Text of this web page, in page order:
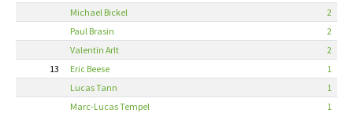
Michael Bickel
2
Paul Brasin
2
Valentin Arlt
2
13
Eric Beese
1
Lucas Tann
1
Marc-Lucas Tempel
1